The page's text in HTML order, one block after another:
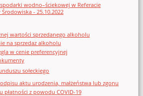
wodno–ściekowej w Referacie
- 25.10.2022
wartości sprzedanego alkoholu
na sprzedaz alkoholu
w cenie preferencyjnej
sołeckiego
aktu urodzenia, małżeństwa lub zgonu
płatności z powodu COVID-19